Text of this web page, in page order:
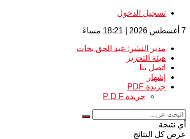
تسجيل الدخول
7 أغسطس 2026 | 18:21 مساءً
مدير النشر: عبد الحق بخات
هيئة التحرير
اتصل بنا
إشهار
جريدة PDF
جريدة P D F
أي نتيجة
عرض كل النتائج